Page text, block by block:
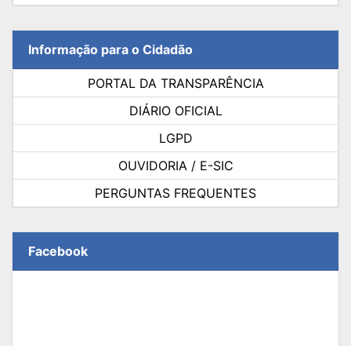
Informação para o Cidadão
PORTAL DA TRANSPARÊNCIA
DIÁRIO OFICIAL
LGPD
OUVIDORIA / E-SIC
PERGUNTAS FREQUENTES
Facebook